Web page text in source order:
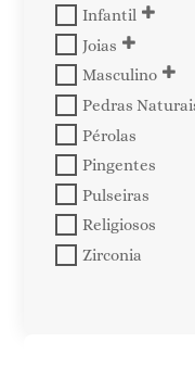
Infantil
Joias
Masculino
Pedras
Pérolas
Pingentes
Pulseiras
Religiosos
Zirconia